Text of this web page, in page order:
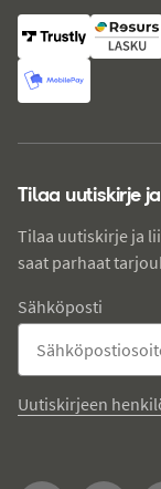
Tilaa uutiskirje
Tilaa uutiskirje ja
saat parhaat
Sähköposti
Uutiskirjeen